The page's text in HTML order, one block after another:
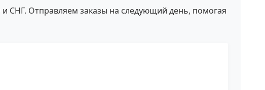
СНГ. Отправляем заказы на следующий день, помогая